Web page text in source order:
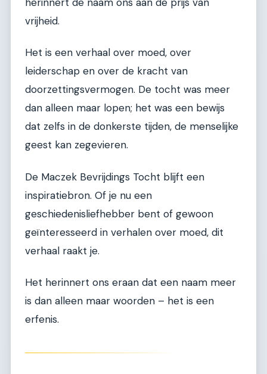
vrijheid.
Het is een verhaal over moed, over
leiderschap en over de kracht van
doorzettingsvermogen. De tocht was meer
dan alleen maar lopen; het was een bewijs
dat zelfs in de donkerste tijden, de menselijke
geest kan zegevieren.
De Maczek Bevrijdings Tocht blijft een
inspiratiebron. Of je nu een
geschiedenisliefhebber bent of gewoon
geïnteresseerd in verhalen over moed, dit
verhaal raakt je.
Het herinnert ons eraan dat een naam meer
is dan alleen maar woorden – het is een
erfenis.